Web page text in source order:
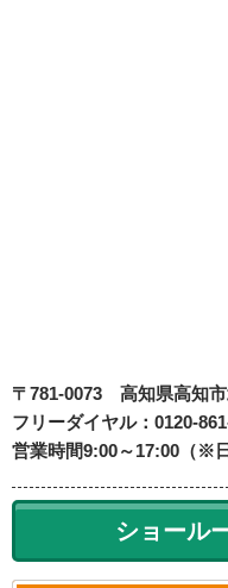
〒781-0073 高知県高知
フリーダイヤル：0120-
営業時間9:00～17:00（※
ショール